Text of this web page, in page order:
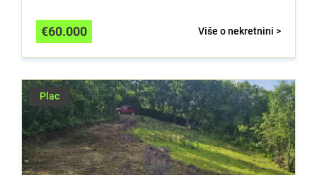
Više o nekretnini >
€60.000
Plac